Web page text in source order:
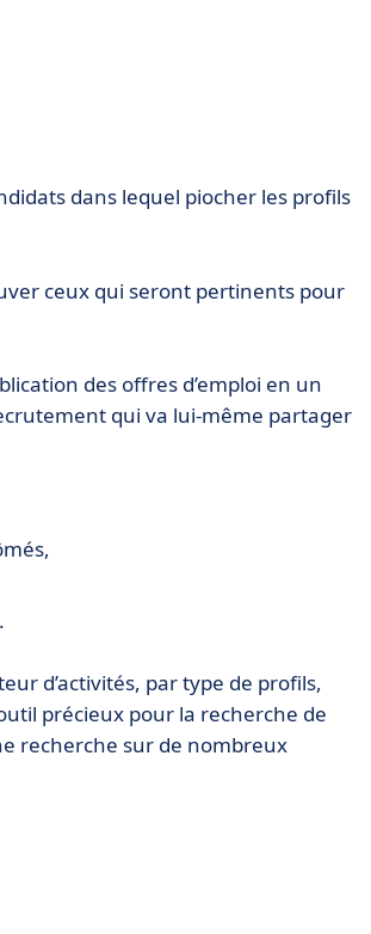
dans lequel piocher les profils
ceux qui seront pertinents pour
des offres d’emploi en un
qui va lui-même partager
d’activités, par type de profils,
précieux pour la recherche de
recherche sur de nombreux